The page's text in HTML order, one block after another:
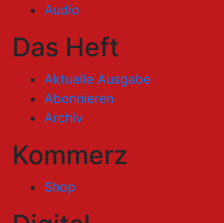
Audio
Das Heft
Aktuelle Ausgabe
Abonnieren
Archiv
Kommerz
Shop